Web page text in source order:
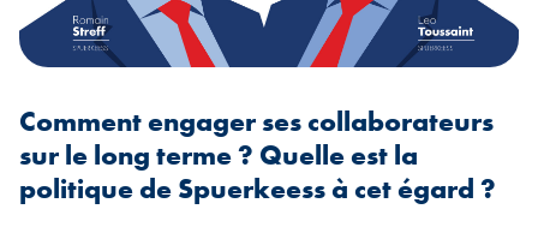
Comment engager ses collaborateurs
sur le long terme ? Quelle est la
politique de Spuerkeess à cet égard ?